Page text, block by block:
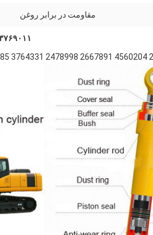
مقاومت در برابر روغن
۳۷۶۹۰۱۱ کیت های